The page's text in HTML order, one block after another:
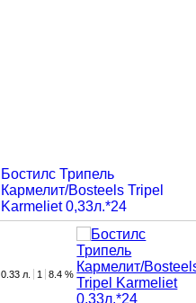
Бостилс Трипель
Кармелит/Bosteels Tripel
Karmeliet 0,33л.*24
0.33 л. 1 8.4 %